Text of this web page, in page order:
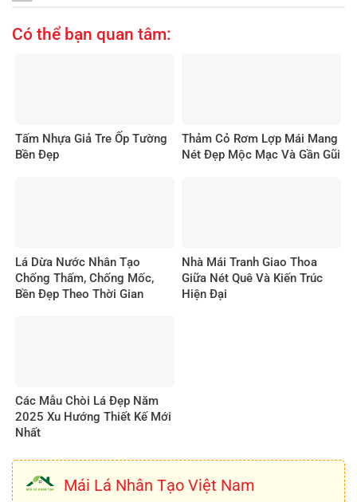
Có thể bạn quan tâm:
Tấm Nhựa Giả Tre Ốp Tường
Bền Đẹp
Thảm Cỏ Rơm Lợp Mái Mang
Nét Đẹp Mộc Mạc Và Gần Gũi
Lá Dừa Nước Nhân Tạo
Chống Thấm, Chống Mốc,
Bền Đẹp Theo Thời Gian
Nhà Mái Tranh Giao Thoa
Giữa Nét Quê Và Kiến Trúc
Hiện Đại
Các Mẫu Chòi Lá Đẹp Năm
2025 Xu Hướng Thiết Kế Mới
Nhất
Mái Lá Nhân Tạo Việt Nam